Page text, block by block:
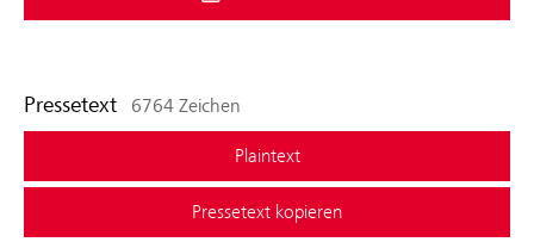
Pressetext 6764 Zeichen
Plaintext
Pressetext kopieren